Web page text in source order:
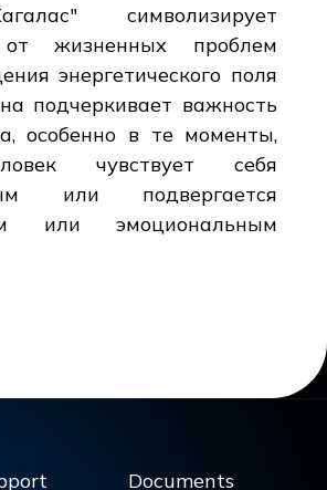
символизирует
жизненных проблем
энергетического поля
подчеркивает важность
особенно в те моменты,
чувствует себя
или подвергается
или эмоциональным
Documents